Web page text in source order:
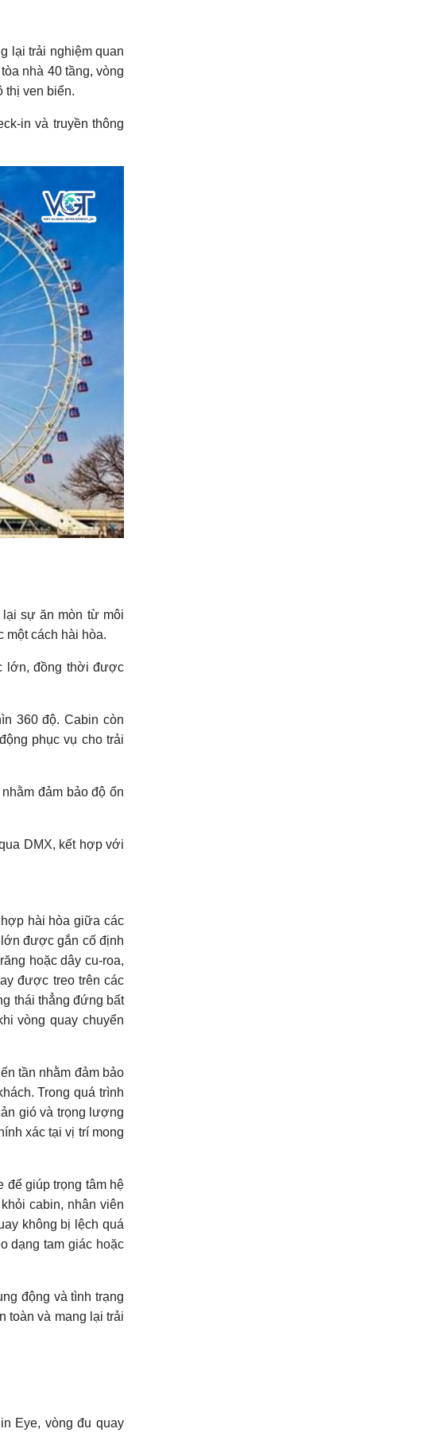
lại trải nghiệm quan
nhà 40 tầng, vòng
thị ven biển.
in và truyền thông
sự ăn mòn từ môi
một cách hài hòa.
lớn, đồng thời được
360 độ. Cabin còn
phục vụ cho trải
đảm bảo độ ổn
DMX, kết hợp với
hài hòa giữa các
lớn được gắn cố định
hoặc dây cu-roa,
được treo trên các
thái thẳng đứng bất
vòng quay chuyển
tần nhằm đảm bảo
Trong quá trình
gió và trọng lượng
xác tại vị trí mong
để giúp trọng tâm hệ
cabin, nhân viên
không bị lệch quá
dạng tam giác hoặc
động và tình trạng
toàn và mang lại trải
Eye, vòng đu quay